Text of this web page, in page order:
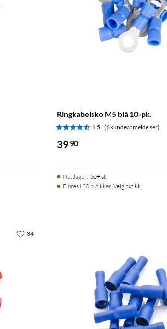
Ringkabelsko M5 blå 10-pk.
4.5 (6 kundeanmeldelser)
39 90
Nettlager: 50+ st
Finnes i 20 butikker. Velg butikk
34